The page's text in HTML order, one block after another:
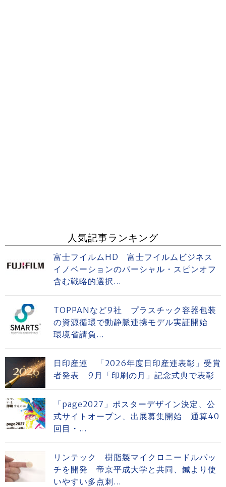
人気記事ランキング
富士フイルムHD 富士フイルムビジネス
イノベーションのパーシャル・スピンオフ
含む戦略的選択...
TOPPANなど9社 プラスチック容器包装
の資源循環で動静脈連携モデル実証開始
環境省請負...
日印産連 「2026年度日印産連表彰」受賞
者発表 9月「印刷の月」記念式典で表彰
「page2027」ポスターデザイン決定、公
式サイトオープン、出展募集開始 通算40
回目・...
リンテック 樹脂製マイクロニードルパッ
チを開発 帝京平成大学と共同、鍼より使
いやすい多点刺...